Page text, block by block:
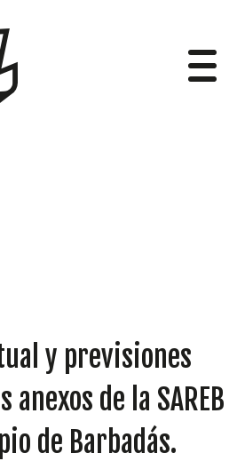
y previsiones
anexos de la SAREB
de Barbadás.